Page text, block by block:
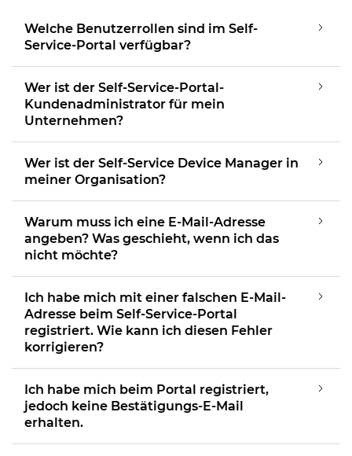
Welche Benutzerrollen sind im Self-
Service-Portal verfügbar?
Wer ist der Self-Service-Portal-
Kundenadministrator für mein
Unternehmen?
Wer ist der Self-Service Device Manager in
meiner Organisation?
Warum muss ich eine E-Mail-Adresse
angeben? Was geschieht, wenn ich das
nicht möchte?
Ich habe mich mit einer falschen E-Mail-
Adresse beim Self-Service-Portal
registriert. Wie kann ich diesen Fehler
korrigieren?
Ich habe mich beim Portal registriert,
jedoch keine Bestätigungs-E-Mail
erhalten.